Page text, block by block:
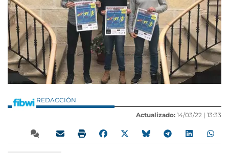
REDACCIÓN
Actualizado: 14/03/22 | 13:33